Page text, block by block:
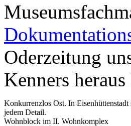
Oderzeitung
Kenners
Konkurrenzlos Ost. In
jedem Detail.
Wohnblock im II. Wohnkomplex